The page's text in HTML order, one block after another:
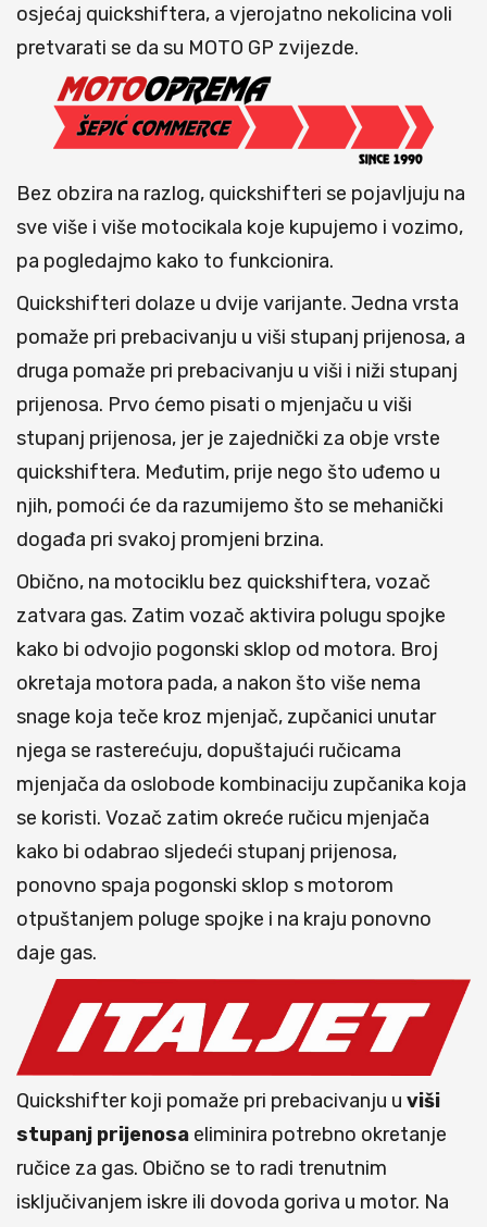
osjećaj quickshiftera, a vjerojatno nekolicina voli
pretvarati se da su MOTO GP zvijezde.
Bez obzira na razlog, quickshifteri se pojavljuju na
sve više i više motocikala koje kupujemo i vozimo,
pa pogledajmo kako to funkcionira.
Quickshifteri dolaze u dvije varijante. Jedna vrsta
pomaže pri prebacivanju u viši stupanj prijenosa, a
druga pomaže pri prebacivanju u viši i niži stupanj
prijenosa. Prvo ćemo pisati o mjenjaču u viši
stupanj prijenosa, jer je zajednički za obje vrste
quickshiftera. Međutim, prije nego što uđemo u
njih, pomoći će da razumijemo što se mehanički
događa pri svakoj promjeni brzina.
Obično, na motociklu bez quickshiftera, vozač
zatvara gas. Zatim vozač aktivira polugu spojke
kako bi odvojio pogonski sklop od motora. Broj
okretaja motora pada, a nakon što više nema
snage koja teče kroz mjenjač, zupčanici unutar
njega se rasterećuju, dopuštajući ručicama
mjenjača da oslobode kombinaciju zupčanika koja
se koristi. Vozač zatim okreće ručicu mjenjača
kako bi odabrao sljedeći stupanj prijenosa,
ponovno spaja pogonski sklop s motorom
otpuštanjem poluge spojke i na kraju ponovno
daje gas.
Quickshifter koji pomaže pri prebacivanju u viši
stupanj prijenosa eliminira potrebno okretanje
ručice za gas. Obično se to radi trenutnim
isključivanjem iskre ili dovoda goriva u motor. Na